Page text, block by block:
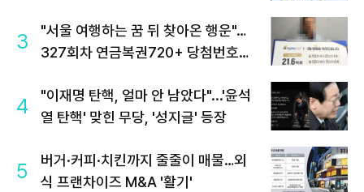
3
"서울 여행하는 꿈 뒤 찾아온 행운"…
327회차 연금복권720+ 당첨번호조
4
"이재명 탄핵, 얼마 안 남았다"...'윤석
열 탄핵' 맞힌 무당, '성지글' 등장
5
버거·커피·치킨까지 줄줄이 매물…외
식 프랜차이즈 M&A '활기'